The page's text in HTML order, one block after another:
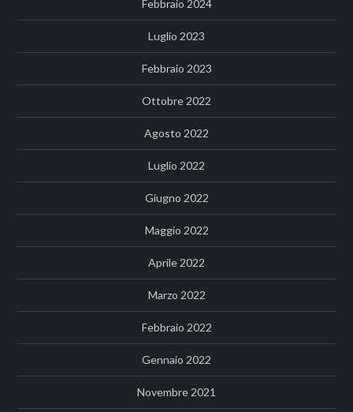
Febbraio 2024
Luglio 2023
Febbraio 2023
Ottobre 2022
Agosto 2022
Luglio 2022
Giugno 2022
Maggio 2022
Aprile 2022
Marzo 2022
Febbraio 2022
Gennaio 2022
Novembre 2021